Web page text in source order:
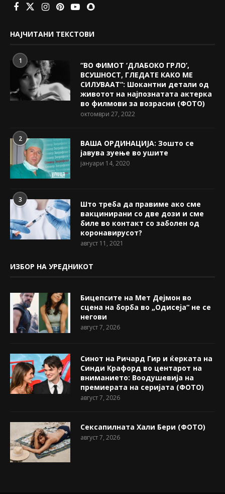
НАЈЧИТАНИ ТЕКСТОВИ
1
“ВО ФИМОТ ‘ДЛАБОКО ГРЛО’,
ВСУШНОСТ, ГЛЕДАТЕ КАКО МЕ
СИЛУВААТ“: Шокантни детали од
животот на најпознатата актерка
во филмови за возрасни (ФОТО)
октомври 27, 2022
2
ВАША ОРДИНАЦИЈА: Зошто се
јавува зуење во ушите
јануари 14, 2020
3
Што треба да правиме ако сме
вакцинирани со две дози и сме
биле во контакт со заболен од
коронавирусот?
август 11, 2021
ИЗБОР НА УРЕДНИКОТ
Бицепсите на Мет Дејмон во
сцена на борба во „Одисеја“ не се
негови
август 7, 2026
Синот на Ричард Гир и ќерката на
Синди Крафорд во центарот на
вниманието: Воодушевија на
премиерата на серијата (ФОТО)
август 7, 2026
Сексапилната Хали Бери (ФОТО)
август 7, 2026